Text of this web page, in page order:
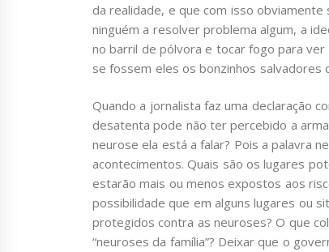
da realidade, e que com isso
ninguém a resolver problema algum, a
no barril de pólvora e tocar fogo para
se fossem eles os bonzinhos salvadores
Quando a jornalista faz uma declaração
desatenta pode não ter percebido a
neurose ela está a falar? Pois a palavra
acontecimentos. Quais são os lugares
estarão mais ou menos expostos aos
possibilidade que em alguns lugares ou
protegidos contra as neuroses? O que
“neuroses da família”? Deixar que o